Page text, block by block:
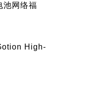
池网络福
High-